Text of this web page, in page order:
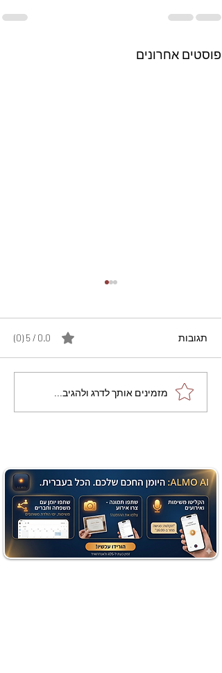
פוסטים אחרונים
מתכון מנצח עוגת מייפל
שוקולד בחושה וקלה - זיוה
תגובות 0.0 / 5 ‏(0)
מזמינים אותך לדרג ולהגיב...